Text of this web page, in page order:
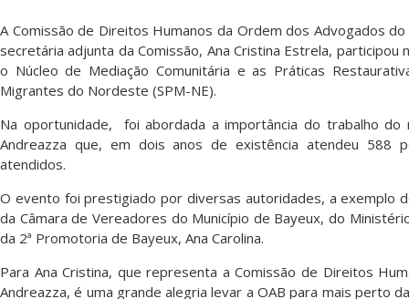
A Comissão de Direitos Humanos da Ordem dos Advogados
secretária adjunta da Comissão, Ana Cristina Estrela,
o Núcleo de Mediação Comunitária e as Práticas
Migrantes do Nordeste (SPM-NE).
Na oportunidade, foi abordada a importância do trabalho do
Andreazza que, em dois anos de existência atendeu 588
atendidos.
O evento foi prestigiado por diversas autoridades, a exemplo
da Câmara de Vereadores do Município de Bayeux, do
da 2ª Promotoria de Bayeux, Ana Carolina.
Para Ana Cristina, que representa a Comissão de Direitos
Andreazza, é uma grande alegria levar a OAB para mais perto